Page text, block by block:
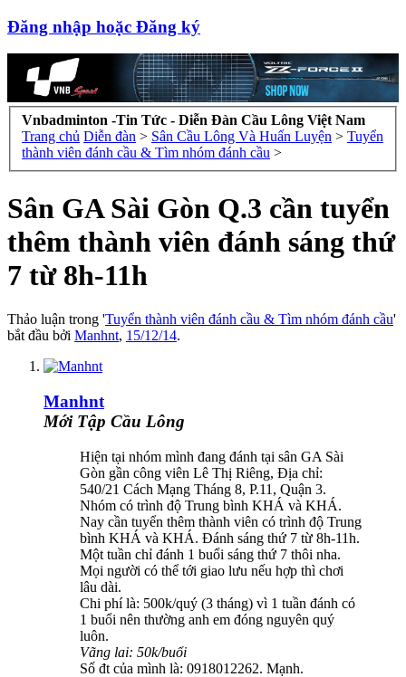
Đăng nhập hoặc Đăng ký
Vnbadminton -Tin Tức - Diễn Đàn Cầu Lông Việt Nam
Trang chủ Diễn đàn > Sân Cầu Lông Và Huấn Luyện > Tuyển
thành viên đánh cầu & Tìm nhóm đánh cầu >
Sân GA Sài Gòn Q.3 cần tuyển
thêm thành viên đánh sáng thứ
7 từ 8h-11h
Thảo luận trong 'Tuyển thành viên đánh cầu & Tìm nhóm đánh cầu'
bắt đầu bởi Manhnt, 15/12/14.
Manhnt
Mới Tập Cầu Lông
Hiện tại nhóm mình đang đánh tại sân GA Sài
Gòn gần công viên Lê Thị Riêng, Địa chỉ:
540/21 Cách Mạng Tháng 8, P.11, Quận 3.
Nhóm có trình độ Trung bình KHÁ và KHÁ.
Nay cần tuyển thêm thành viên có trình độ Trung
bình KHÁ và KHÁ. Đánh sáng thứ 7 từ 8h-11h.
Một tuần chỉ đánh 1 buổi sáng thứ 7 thôi nha.
Mọi người có thể tới giao lưu nếu hợp thì chơi
lâu dài.
Chi phí là: 500k/quý (3 tháng) vì 1 tuần đánh có
1 buổi nên thường anh em đóng nguyên quý
luôn.
Vãng lai: 50k/buổi
Số đt của mình là: 0918012262. Mạnh.